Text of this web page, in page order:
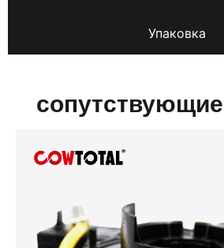
Упаковка